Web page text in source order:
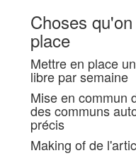
Choses
place
Mettre en place
libre par semaine
Mise en commun
des communs
précis
Making of de